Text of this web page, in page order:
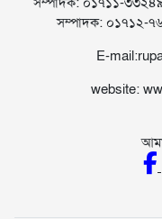
সম্পাদক: ০১৭১২-
E-
website: